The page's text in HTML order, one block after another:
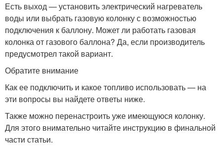
Есть выход — установить электрический нагреватель
воды или выбрать газовую колонку с возможностью
подключения к баллону. Может ли работать газовая
колонка от газового баллона? Да, если производитель
предусмотрел такой вариант.
Обратите внимание
Как ее подключить и какое топливо использовать — на
эти вопросы вы найдете ответы ниже.
Также можно перенастроить уже имеющуюся колонку.
Для этого внимательно читайте инструкцию в финальной
части статьи.